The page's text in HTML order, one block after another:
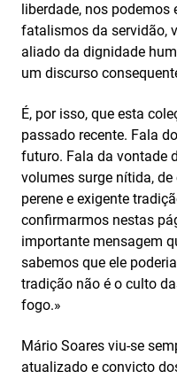
liberdade, nos podemos
fatalismos da servidão,
aliado da dignidade
um discurso
É, por isso, que esta
passado recente. Fala
futuro. Fala da vontade
volumes surge nítida,
perene e exigente
confirmarmos nestas
importante mensagem
sabemos que ele
tradição não é o culto
fogo.»
Mário Soares viu-se
atualizado e convicto